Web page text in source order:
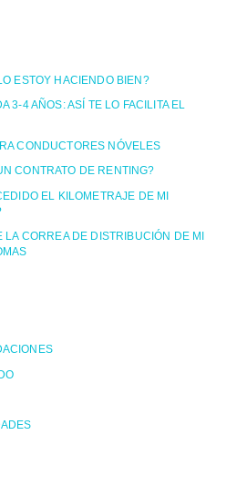
ESTOY HACIENDO BIEN?
3-4 AÑOS: ASÍ TE LO FACILITA EL
CONDUCTORES NÓVELES
CONTRATO DE RENTING?
EL KILOMETRAJE DE MI
CORREA DE DISTRIBUCIÓN DE MI